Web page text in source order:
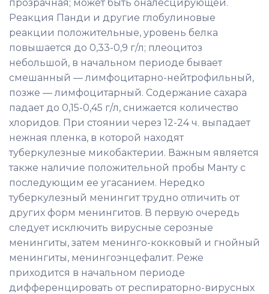
прозрачная; может быть оналесцирующей.
Реакция Панди и другие глобулиновые
реакции положительные, уровень белка
повышается до 0,33-0,9 г/л; плеоцитоз
небольшой, в начальном периоде бывает
смешанный — лимфоцитарно-нейтрофильный,
позже — лимфоцитарный. Содержание сахара
падает до 0,15-0,45 г/л, снижается количество
хлоридов. При стоянии через 12-24 ч. выпадает
нежная пленка, в которой находят
туберкулезные микобактерии. Важным является
также наличие положительной пробы Манту с
последующим ее угасанием. Нередко
туберкулезный менингит трудно отличить от
других форм менингитов. В первую очередь
следует исключить вирусные серозные
менингиты, затем менинго-кокковый и гнойный
менингиты, менингоэнцефалит. Реже
приходится в начальном периоде
дифференцировать от респираторно-вирусных